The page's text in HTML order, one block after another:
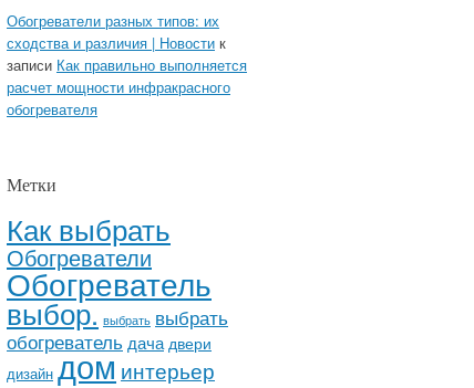
Обогреватели разных типов: их
сходства и различия | Новости к
записи Как правильно выполняется
расчет мощности инфракрасного
обогревателя
Метки
Как выбрать
Обогреватели
Обогреватель
выбор. выбрать выбрать
обогреватель дача двери
дизайн доминтерьер